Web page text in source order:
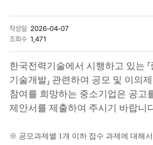
작성일 2026-04-07
조회수 1,471
한국전력기술에서 시행하고 있는
기술개발⸥ 관련하여 공모 및 이의
참여를 희망하는 중소기업은 공고
제안서를 제출하여 주시기 바랍니
※ 공모과제별 1개 이하 접수 과제에 대해서